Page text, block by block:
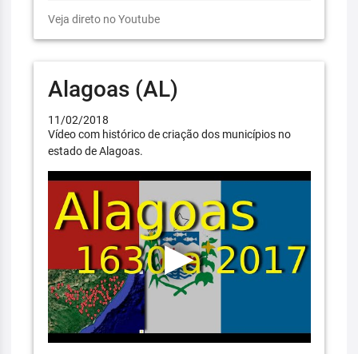
Veja direto no Youtube
Alagoas (AL)
11/02/2018
Vídeo com histórico de criação dos municípios no
estado de Alagoas.